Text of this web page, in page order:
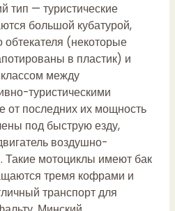
тип — туристические
большой кубатурой,
обтекателя (некоторые
в пластик) и
между
туристическими
от последних их мощность
под быструю езду,
воздушно-
Такие мотоциклы имеют бак
тремя кофрами и
транспорт для